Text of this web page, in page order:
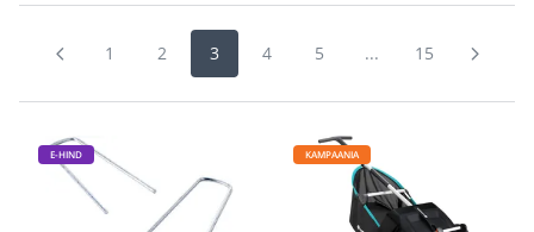
1 2 3 4 5 ... 15
E-HIND KAMPAANIA